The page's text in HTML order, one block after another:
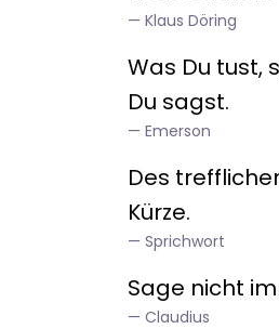
Klaus Döring
Was Du tust,
Du sagst.
Emerson
Des
Kürze.
Sprichwort
Sage nicht
Claudius